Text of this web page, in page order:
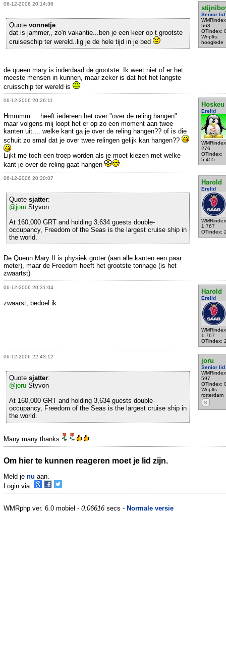
06-12-2006 20:14:36
Senior lid
568
OTindex:
Wnplts:
hooglede
Quote vonnetje:
dat is jammer,, zo'n vakantie...ben je een keer op t grootste
cruiseschip ter wereld..lig je de hele tijd in je bed
de queen mary is inderdaad de grootste. Ik weet niet of er het
meeste mensen in kunnen, maar zeker is dat het het langste
cruisschip ter wereld is
06-12-2006 20:26:11
Hoskeu
Erelid
276
OTindex:
5.455
Hmmmm.... heeft iedereen het over "over de reling hangen"
maar volgens mij loopt het er op zo een moment aan twee
kanten uit.... welke kant ga je over de reling hangen?? of is die
schuit zo smal dat je over twee relingen gelijk kan hangen??
Lijkt me toch een troep worden als je moet kiezen met welke
kant je over de reling gaat hangen
06-12-2006 20:30:07
Harold
Erelid
1.767
OTindex:
Quote sjatter:
@joru Styvon
At 160,000 GRT and holding 3,634 guests double-
occupancy, Freedom of the Seas is the largest cruise ship in
the world.
De Queun Mary II is physiek groter (aan alle kanten een paar
meter), maar de Freedom heeft het grootste tonnage (is het
zwaartst)
06-12-2006 20:31:04
Harold
Erelid
1.767
OTindex:
zwaarst, bedoel ik
06-12-2006 22:43:12
joru
Senior lid
597
OTindex:
Wnplts:
rotterdam
S
Quote sjatter:
@joru Styvon
At 160,000 GRT and holding 3,634 guests double-
occupancy, Freedom of the Seas is the largest cruise ship in
the world.
Many many thanks
Om hier te kunnen reageren moet je lid zijn.
Meld je nu aan.
Login via:
WMRphp ver. 6.0 mobiel - 0.06616 secs - Normale versie